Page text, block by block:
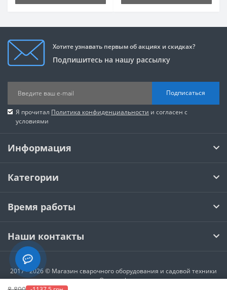
Хотите узнавать первым об акциях и скидках?
Подпишитесь на нашу рассылку
Подписаться
Я прочитал Политика конфиденциальности и согласен с
условиями
Информация
Категории
Время работы
Наши контакты
2017 - 2026 © Магазин сварочного оборудования и садовой техники
Optoweek